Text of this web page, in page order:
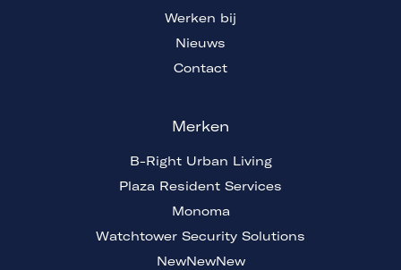
Werken bij
Nieuws
Contact
Merken
B-Right Urban Living
Plaza Resident Services
Monoma
Watchtower Security Solutions
NewNewNew